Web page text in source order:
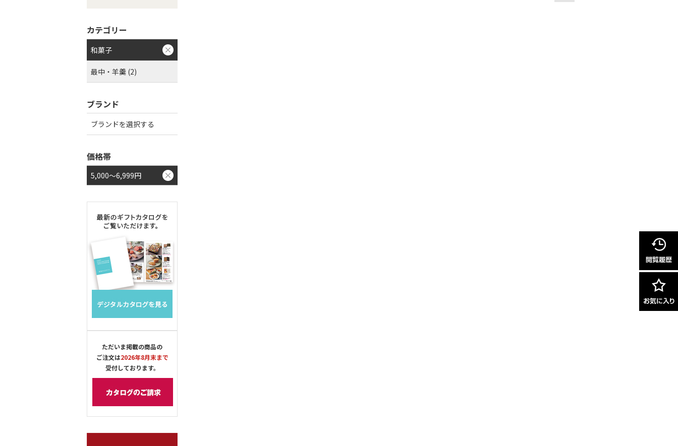
カテゴリー
和菓子
最中・羊羹 (2)
ブランド
ブランドを選択する
価格帯
5,000～6,999円
ただいま掲載の商品の
ご注文は2026年8月末まで
受付しております。